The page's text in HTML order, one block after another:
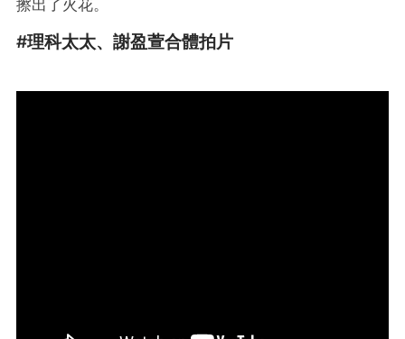
擦出了火花。
#理科太太、謝盈萱合體拍片